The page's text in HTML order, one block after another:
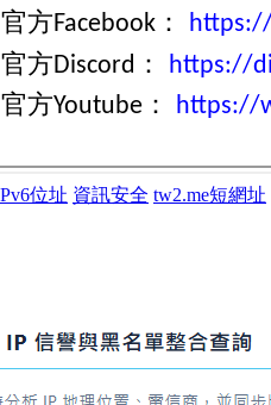
官方Facebook ：
官方Discord ： https://
官方Youtube ： https://